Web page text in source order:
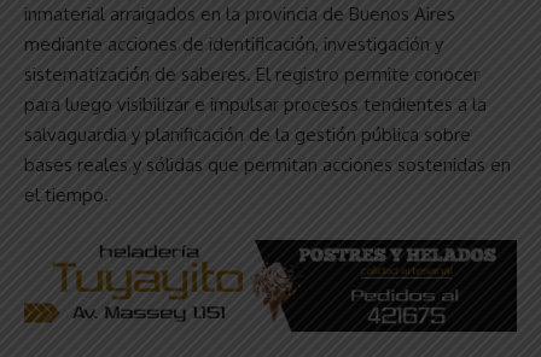
inmaterial arraigados en la provincia de Buenos Aires
mediante acciones de identificación, investigación y
sistematización de saberes. El registro permite conocer
para luego visibilizar e impulsar procesos tendientes a la
salvaguardia y planificación de la gestión pública sobre
bases reales y sólidas que permitan acciones sostenidas en
el tiempo.